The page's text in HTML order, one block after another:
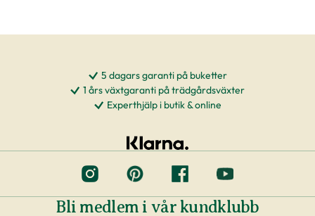
Skadeinsekter
Vi arbetar tätt ihop med våra odlare och
våra växter. Det blir allt vanligare att odlare
rovkvalster) för att hålla borta skadedjur istället
för att bespruta växter med kemikalier, även
5 dagars garanti på buketter
1 års växtgaranti på trädgårdsväxter
Experthjälp i butik & online
Bli medlem i vår kundklubb